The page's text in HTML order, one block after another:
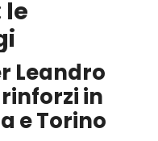
Leandro
rinforzi in
e Torino